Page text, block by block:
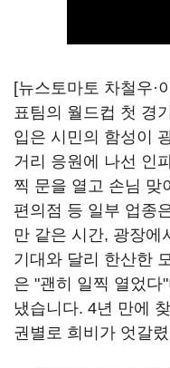
[뉴스토마토 차철우·
표팀의 월드컵 첫 경
입은 시민의 함성이
거리 응원에 나선 인
찍 문을 열고 손님 맞
편의점 등 일부 업종
만 같은 시간, 광장에
기대와 달리 한산한
은 "괜히 일찍 열었다
냈습니다. 4년 만에
권별로 희비가 엇갈